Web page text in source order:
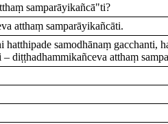
samparāyikañcā"ti?
atthaṃ samparāyikañcāti.
samodhānaṃ gacchanti,
diṭṭhadhammikañceva atthaṃ